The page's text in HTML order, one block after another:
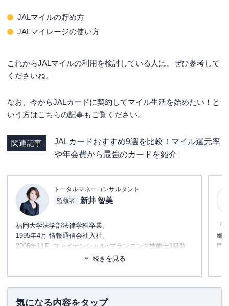
JALマイルの貯め方
JALマイレージの使い方
これからJALマイルの利用を検討している人は、ぜひ参考して
くださいね。
なお、今からJALカードに契約してマイル生活を始めたい！と
いう方はこちらの記事もご覧ください。
関連記事
JALカードおすすめ9選を比較！マイル還元率
や年会費から最強のカードを紹介
トータルマネーコンサルタント
監修者
新井 智美
福岡大学法学部法律学科卒業。
1995年4月 情報通信会社入社。
2006年11月 ファイナンシャル･プランニング技能士1級取
コンサルタントとして個人向け相談（資産運用・保険診
断・税金相談・相続対策・家計診断・ローン・住宅購入の
続きを見る
「
編
門
め
気になる内容をタップ